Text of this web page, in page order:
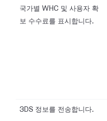
국가별 WHC 및 사용자 확
보 수수료를 표시합니다.
3DS 정보를 전송합니다.